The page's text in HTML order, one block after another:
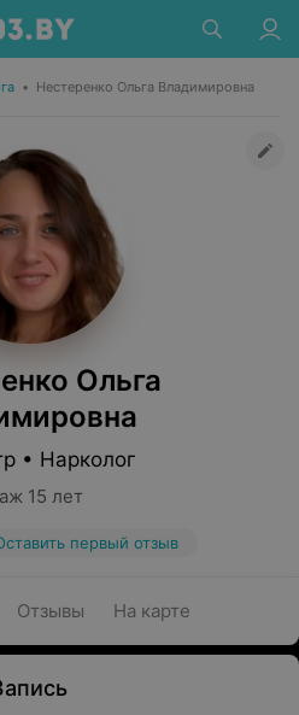
• Нестеренко Ольга Владимировна
Ольга
• Нарколог
15 лет
первый отзыв
Отзывы На карте